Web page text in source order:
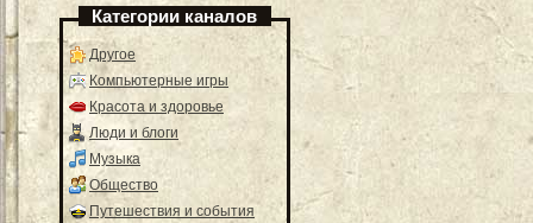
Категории каналов
Другое
Компьютерные игры
Красота и здоровье
Люди и блоги
Музыка
Общество
Путешествия и события